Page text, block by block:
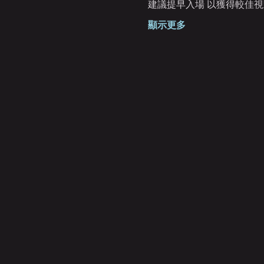
建議提早入場 以獲得較佳
顯示更多